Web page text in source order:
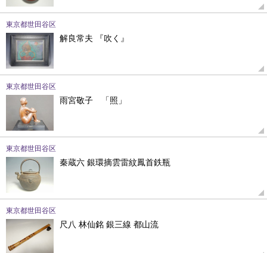
東京都世田谷区
解良常夫 『吹く』
東京都世田谷区
雨宮敬子 「照」
東京都世田谷区
秦蔵六 銀環摘雲雷紋鳳首鉄瓶
東京都世田谷区
尺八 林仙銘 銀三線 都山流